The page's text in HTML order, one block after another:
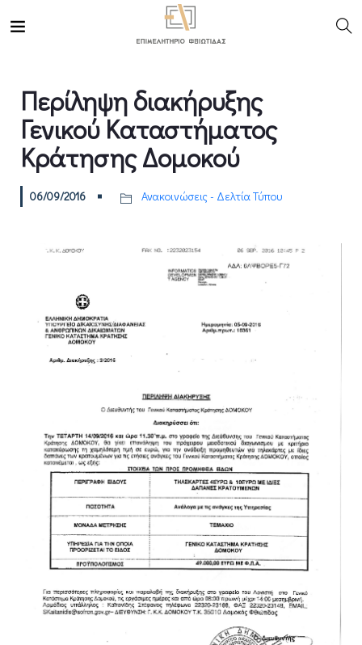
Περίληψη διακήρυξης
Γενικού Καταστήματος
Κράτησης Δομοκού
06/09/2016 Ανακοινώσεις - Δελτία Τύπου